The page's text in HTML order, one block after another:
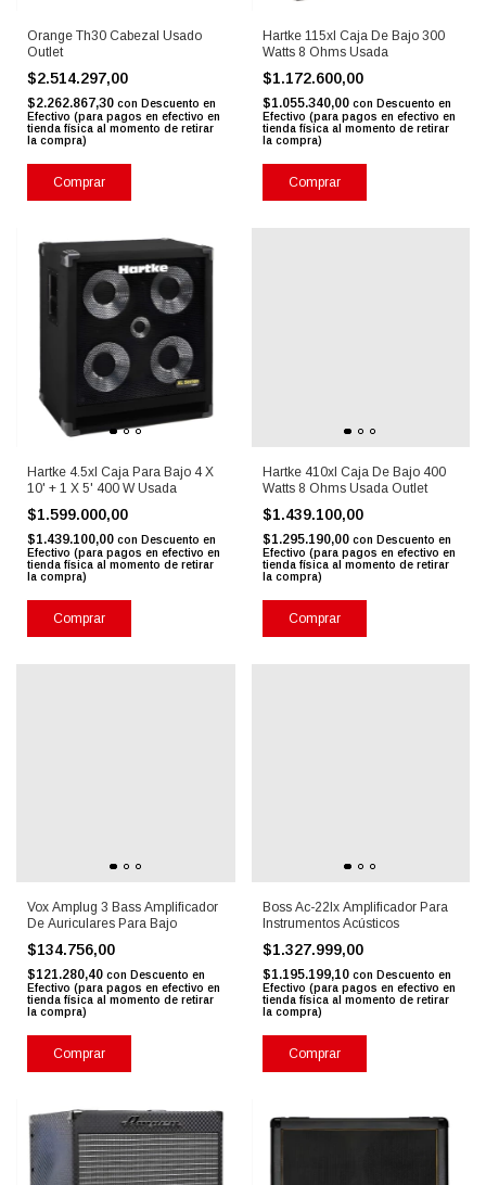
Orange Th30 Cabezal Usado
Outlet
$2.514.297,00
$2.262.867,30 con Descuento en
Efectivo (para pagos en efectivo en
tienda física al momento de retirar
la compra)
Comprar
Hartke 115xl Caja De Bajo 300
Watts 8 Ohms Usada
$1.172.600,00
$1.055.340,00 con Descuento en
Efectivo (para pagos en efectivo en
tienda física al momento de retirar
la compra)
Comprar
Hartke 4.5xl Caja Para Bajo 4 X
10' + 1 X 5' 400 W Usada
$1.599.000,00
$1.439.100,00 con Descuento en
Efectivo (para pagos en efectivo en
tienda física al momento de retirar
la compra)
Comprar
Hartke 410xl Caja De Bajo 400
Watts 8 Ohms Usada Outlet
$1.439.100,00
$1.295.190,00 con Descuento en
Efectivo (para pagos en efectivo en
tienda física al momento de retirar
la compra)
Comprar
Vox Amplug 3 Bass Amplificador
De Auriculares Para Bajo
$134.756,00
$121.280,40 con Descuento en
Efectivo (para pagos en efectivo en
tienda física al momento de retirar
la compra)
Comprar
Boss Ac-22lx Amplificador Para
Instrumentos Acústicos
$1.327.999,00
$1.195.199,10 con Descuento en
Efectivo (para pagos en efectivo en
tienda física al momento de retirar
la compra)
Comprar